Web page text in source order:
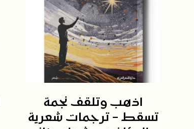
اذهب وتلقف نجمة
تسقط – ترجمات شعرية